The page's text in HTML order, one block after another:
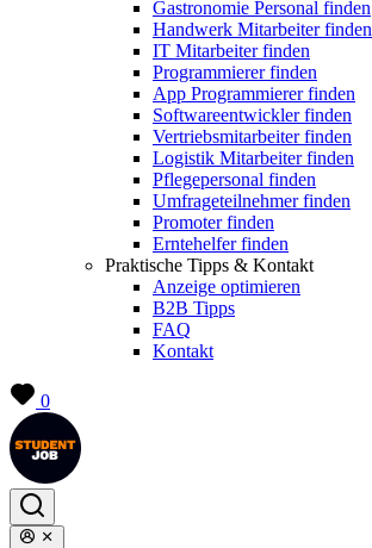
Gastronomie Personal finden
Handwerk Mitarbeiter finden
IT Mitarbeiter finden
Programmierer finden
App Programmierer finden
Softwareentwickler finden
Vertriebsmitarbeiter finden
Logistik Mitarbeiter finden
Pflegepersonal finden
Umfrageteilnehmer finden
Promoter finden
Erntehelfer finden
Praktische Tipps & Kontakt
Anzeige optimieren
B2B Tipps
FAQ
Kontakt
0